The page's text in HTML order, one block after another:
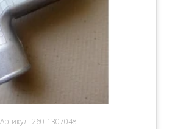
Артикул: 260-1307048